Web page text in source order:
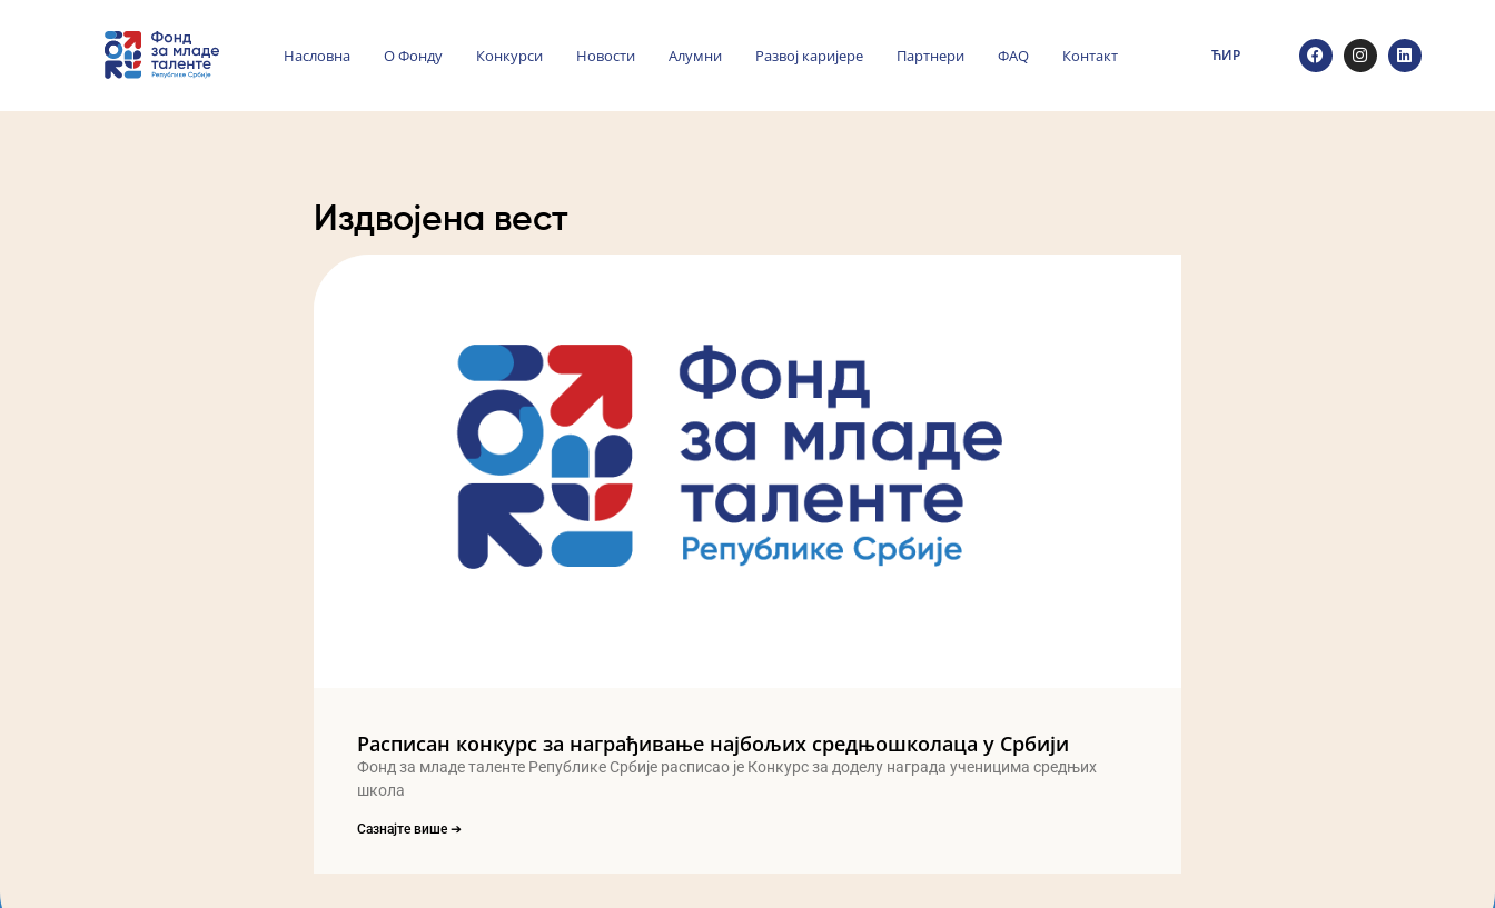
Насловна О Фонду Конкурси Новости Алумни Развој каријере Партнери ФАQ Контакт ЋИР
Издвојена вест
Расписан конкурс за награђивање најбољих средњошколаца у Србији
Фонд за младе таленте Републике Србије расписао је Конкурс за доделу награда ученицима средњих
школа
Сазнајте више ➔